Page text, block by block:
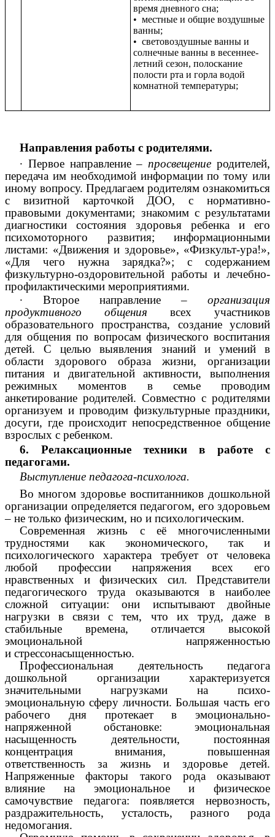
время дневного сна;
• местные и общие воздушные
ванны;
• световоздушные ванны и
солнечные ванны в весеннее-
летний сезон, полоскание
полости рта и горла водой
комнатной температуры;
Направления работы с родителями.
∙ Первое направление – просвещение родителей,
передача им необходимой информации по тому или
иному вопросу. Предлагаем родителям ознакомиться
с визитной карточкой ДОО, с нормативно-
правовыми документами; знакомим с результатами
диагностики состояния здоровья ребенка и его
психомоторного развития; информационными
листами: «Движения и здоровье», «Физкульт-ура!»,
«Для чего нужна зарядка?»; с содержанием
физкультурно-оздоровительной работы и лечебно-
профилактическими мероприятиями.
∙ Второе направление – организация
продуктивного общения всех участников
образовательного пространства, создание условий
для общения по вопросам физического воспитания
детей. С целью выявления знаний и умений в
области здорового образа жизни, организации
питания и двигательной активности, выполнения
режимных моментов в семье проводим
анкетирование родителей. Совместно с родителями
организуем и проводим физкультурные праздники,
досуги, где происходит непосредственное общение
взрослых с ребенком.
6. Релаксационные техники в работе с
педагогами.
Выступление педагога-психолога.
Во многом здоровье воспитанников дошкольной
организации определяется педагогом, его здоровьем
– не только физическим, но и психологическим.
Современная жизнь с её многочисленными
трудностями как экономического, так и
психологического характера требует от человека
любой профессии напряжения всех его
нравственных и физических сил. Представители
педагогического труда оказываются в наиболее
сложной ситуации: они испытывают двойные
нагрузки в связи с тем, что их труд, даже в
стабильные времена, отличается высокой
эмоциональной напряженностью
и стрессонасыщенностью.
Профессиональная деятельность педагога
дошкольной организации характеризуется
значительными нагрузками на психо-
эмоциональную сферу личности. Большая часть его
рабочего дня протекает в эмоционально-
напряженной обстановке: эмоциональная
насыщенность деятельности, постоянная
концентрация внимания, повышенная
ответственность за жизнь и здоровье детей.
Напряженные факторы такого рода оказывают
влияние на эмоциональное и физическое
самочувствие педагога: появляется нервозность,
раздражительность, усталость, разного рода
недомогания.